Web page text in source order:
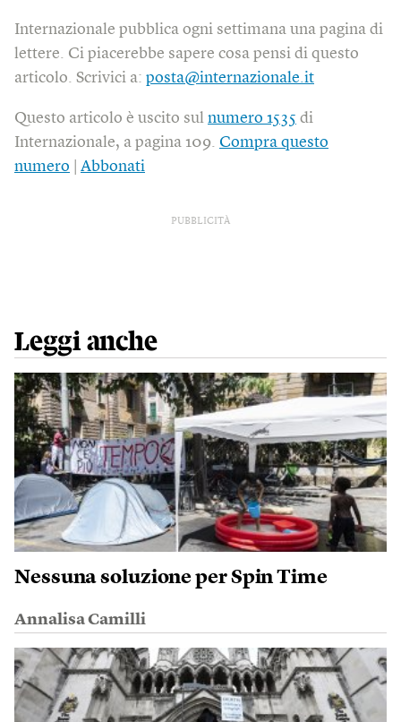
Internazionale pubblica ogni settimana una pagina di
lettere. Ci piacerebbe sapere cosa pensi di questo
articolo. Scrivici a: posta@internazionale.it
Questo articolo è uscito sul numero 1535 di
Internazionale, a pagina 109. Compra questo
numero
Abbonati
PUBBLICITÀ
Leggi anche
Nessuna soluzione per Spin Time
Annalisa Camilli